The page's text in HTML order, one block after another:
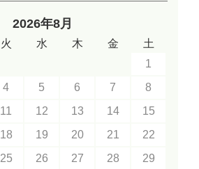
2026年8月
火 水 木 金
土
1
4 5 6 7
8
11 12 13 14
15
18 19 20 21
22
25 26 27 28
29